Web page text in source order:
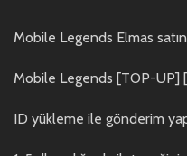
Mobile Legends Elmas
Mobile Legends [TOP-UP]
ID yükleme ile gönderim